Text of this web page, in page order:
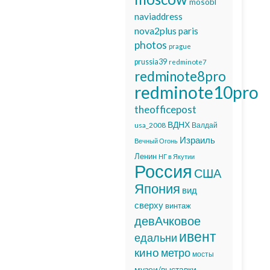
naviaddress
nova2plus paris
photos prague
prussia39 redminote7
redminote8pro
redminote10pro
theofficepost
usa_2008 ВДНХ Валдай
Вечный Огонь Израиль
Ленин НГ в Якутии
Россия США
Япония вид
сверху винтаж
девАчковое
едальни ивент
кино метро мосты